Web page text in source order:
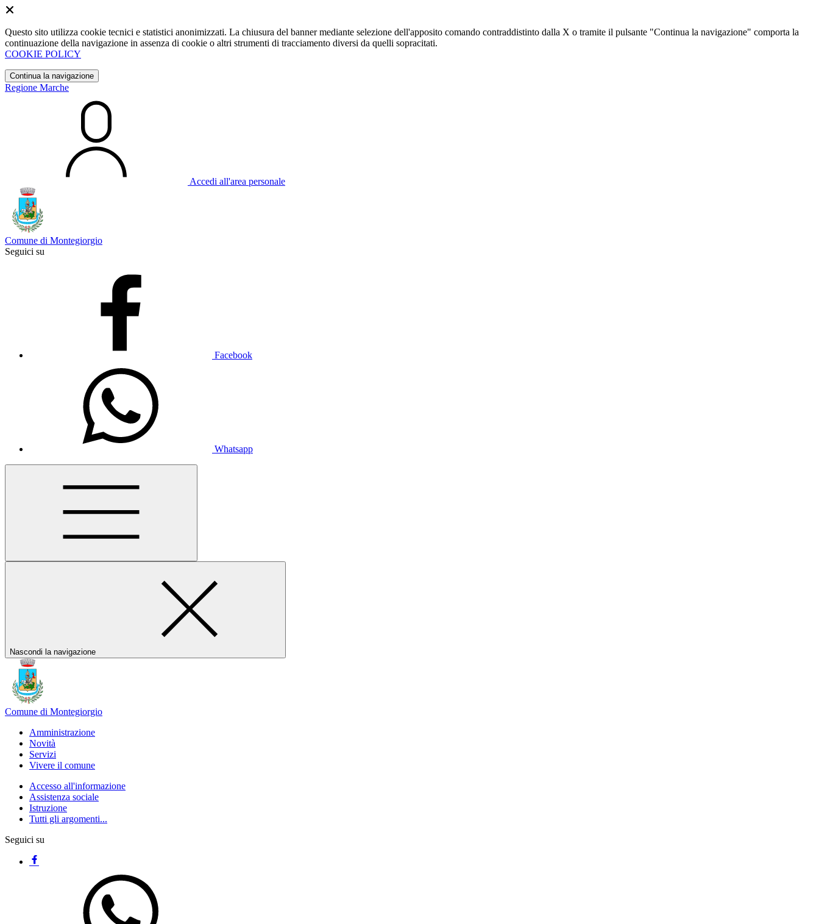
Questo sito utilizza cookie tecnici e statistici anonimizzati. La chiusura del banner mediante selezione dell'apposito comando contraddistinto dalla X o tramite il pulsante "Continua la navigazione" comporta la
continuazione della navigazione in assenza di cookie o altri strumenti di tracciamento diversi da quelli sopracitati.
COOKIE POLICY
Continua la navigazione
Regione Marche
Accedi all'area personale
Comune di Montegiorgio
Seguici su
Facebook
Whatsapp
Nascondi la navigazione
Comune di Montegiorgio
Amministrazione
Novità
Servizi
Vivere il comune
Accesso all'informazione
Assistenza sociale
Istruzione
Tutti gli argomenti...
Seguici su